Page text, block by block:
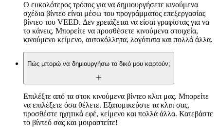
Ο ευκολότερος τρόπος για να δημιουργήσετε κινούμενα
σχέδια βίντεο είναι μέσω του προγράμματος επεξεργασίας
βίντεο του VEED. Δεν χρειάζεται να είσαι γραφίστας για να
το κάνεις. Μπορείτε να προσθέσετε κινούμενα στοιχεία,
κινούμενο κείμενο, αυτοκόλλητα, λογότυπα και πολλά άλλα.
Πώς μπορώ να δημιουργήσω το δικό μου καρτούν;
Επιλέξτε από τα στοκ κινούμενα βίντεο κλιπ μας. Μπορείτε
να επιλέξετε όσα θέλετε. Εξατομικεύστε τα κλιπ σας,
προσθέστε ηχητικά εφέ, κείμενο και πολλά άλλα. Κατεβάστε
το βίντεό σας και μοιραστείτε!